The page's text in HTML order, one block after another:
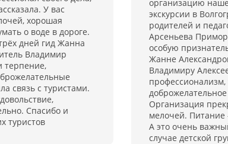
У вас
хорошая
о воде в дороге.
дней гид Жанна
Владимир
терпение,
связь с туристами.
Спасибо и
туристов
организацию
экскурсии в
родителей и
Арсеньева
особую
Жанне
Владимиру
Организация
мелочей. Питание
А это очень
случае детской